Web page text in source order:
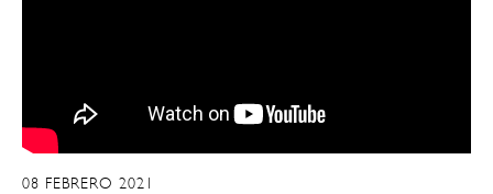
08 FEBRERO 2021